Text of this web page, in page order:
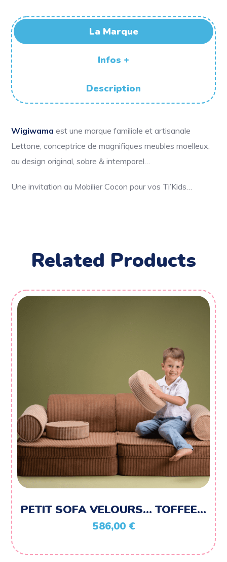
La Marque
Infos +
Description
Wigiwama est une marque familiale et artisanale
Lettone, conceptrice de magnifiques meubles moelleux,
au design original, sobre & intemporel…
Une invitation au Mobilier Cocon pour vos Ti’Kids…
Related Products
PETIT SOFA VELOURS… TOFFEE…
586,00 €